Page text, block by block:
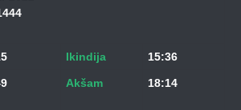
Ikindija 15:36
Akšam 18:14